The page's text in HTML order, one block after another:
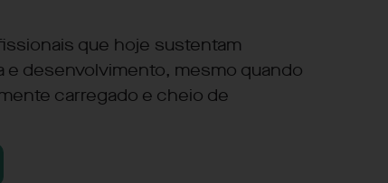
que hoje sustentam
desenvolvimento, mesmo quando
carregado e cheio de